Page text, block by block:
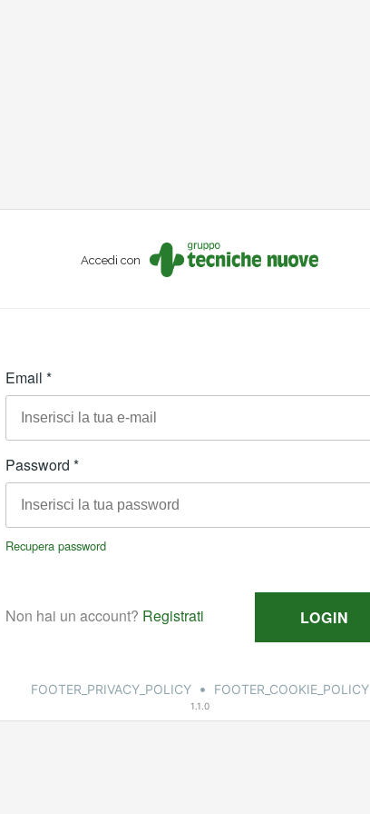
Accedi con
FOOTER_PRIVACY_POLICY • FOOTER_COOKIE_POLICY
1.1.0